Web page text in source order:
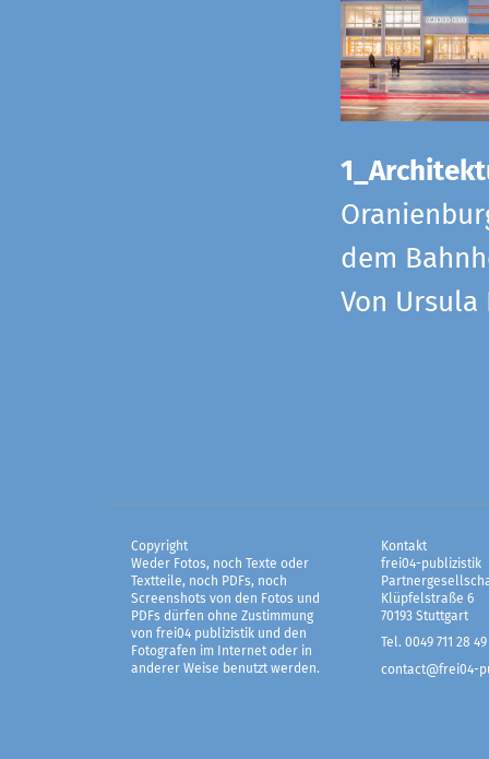
dem
Von Ursula
Copyright
Weder Fotos, noch Texte oder
Textteile, noch PDFs, noch
Screenshots von den Fotos und
PDFs dürfen ohne Zustimmung
von frei04 publizistik und den
Fotografen im Internet oder in
anderer Weise benutzt werden.
Kontakt
frei04-publizistik
Klüpfelstraße 6
70193 Stuttgart
Tel. 0049 711 28 49
contact@frei04-